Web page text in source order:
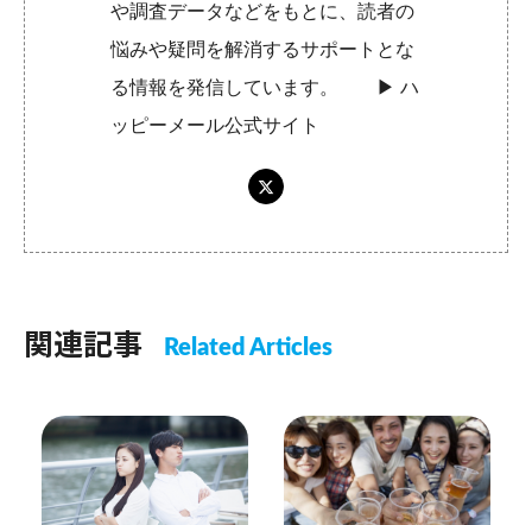
や調査データなどをもとに、読者の
悩みや疑問を解消するサポートとな
る情報を発信しています。 ▶︎ハ
ッピーメール公式サイト
関連記事 Related Articles